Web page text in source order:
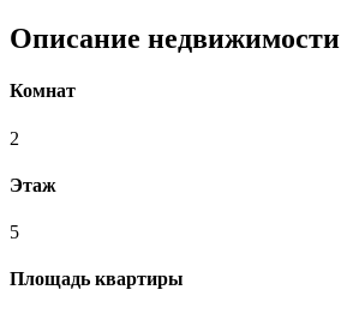
Описание недвижимости
Комнат
2
Этаж
5
Площадь квартиры